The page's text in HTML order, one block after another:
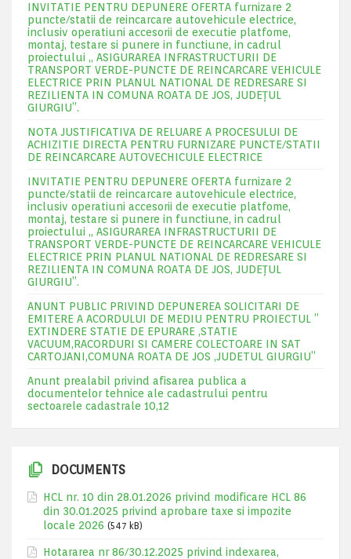
INVITATIE PENTRU DEPUNERE OFERTA furnizare 2
puncte/statii de reincarcare autovehicule electrice,
inclusiv operatiuni accesorii de executie platfome,
montaj, testare si punere in functiune, in cadrul
proiectului „ ASIGURAREA INFRASTRUCTURII DE
TRANSPORT VERDE-PUNCTE DE REINCARCARE VEHICULE
ELECTRICE PRIN PLANUL NATIONAL DE REDRESARE SI
REZILIENTA IN COMUNA ROATA DE JOS, JUDEŢUL
GIURGIU”.
NOTA JUSTIFICATIVA DE RELUARE A PROCESULUI DE
ACHIZITIE DIRECTA PENTRU FURNIZARE PUNCTE/STATII
DE REINCARCARE AUTOVECHICULE ELECTRICE
INVITATIE PENTRU DEPUNERE OFERTA furnizare 2
puncte/statii de reincarcare autovehicule electrice,
inclusiv operatiuni accesorii de executie platfome,
montaj, testare si punere in functiune, in cadrul
proiectului „ ASIGURAREA INFRASTRUCTURII DE
TRANSPORT VERDE-PUNCTE DE REINCARCARE VEHICULE
ELECTRICE PRIN PLANUL NATIONAL DE REDRESARE SI
REZILIENTA IN COMUNA ROATA DE JOS, JUDEŢUL
GIURGIU”.
ANUNT PUBLIC PRIVIND DEPUNEREA SOLICITARI DE
EMITERE A ACORDULUI DE MEDIU PENTRU PROIECTUL ”
EXTINDERE STATIE DE EPURARE ,STATIE
VACUUM,RACORDURI SI CAMERE COLECTOARE IN SAT
CARTOJANI,COMUNA ROATA DE JOS ,JUDETUL GIURGIU”
Anunt prealabil privind afisarea publica a
documentelor tehnice ale cadastrului pentru
sectoarele cadastrale 10,12
DOCUMENTS
HCL nr. 10 din 28.01.2026 privind modificare HCL 86
din 30.01.2025 privind aprobare taxe si impozite
locale 2026 (547 kB)
Hotararea nr 86/30.12.2025 privind indexarea,